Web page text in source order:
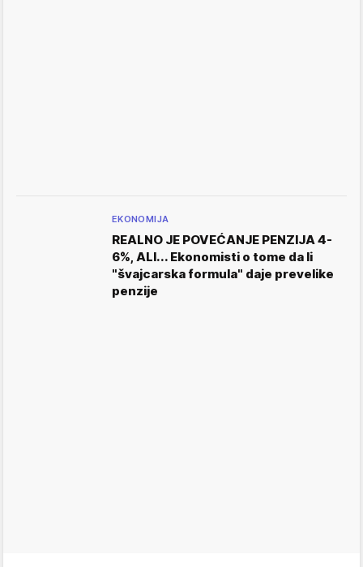
EKONOMIJA
REALNO JE POVEĆANJE PENZIJA 4-
6%, ALI... Ekonomisti o tome da li
"švajcarska formula" daje prevelike
penzije